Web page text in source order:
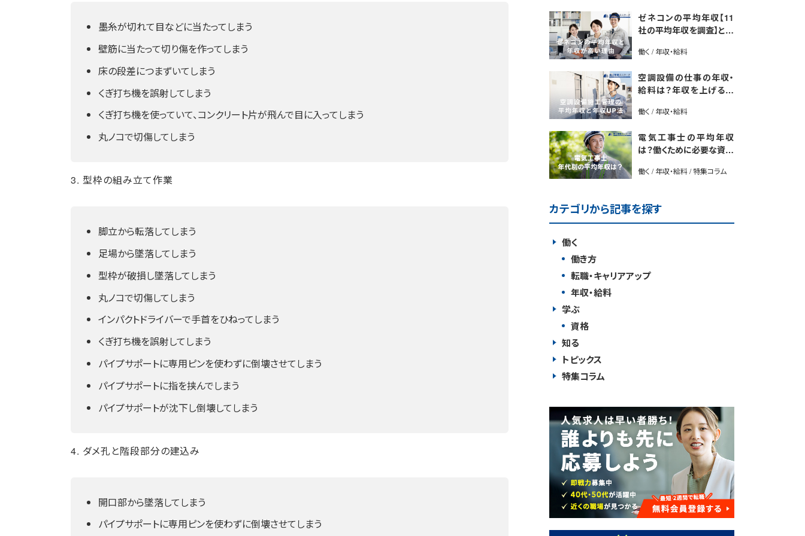
墨糸が切れて目などに当たってしまう
壁筋に当たって切り傷を作ってしまう
床の段差につまずいてしまう
くぎ打ち機を誤射してしまう
くぎ打ち機を使っていて、コンクリート片が飛んで目に入ってしまう
丸ノコで切傷してしまう
3. 型枠の組み立て作業
脚立から転落してしまう
足場から墜落してしまう
型枠が破損し墜落してしまう
丸ノコで切傷してしまう
インパクトドライバーで手首をひねってしまう
くぎ打ち機を誤射してしまう
パイプサポートに専用ピンを使わずに倒壊させてしまう
パイプサポートに指を挟んでしまう
パイプサポートが沈下し倒壊してしまう
4. ダメ孔と階段部分の建込み
開口部から墜落してしまう
パイプサポートに専用ピンを使わずに倒壊させてしまう
ゼネコンの平均年収【11
社の平均年収を調査】と年
P法も紹介
働く / 年収・給料
空調設備の仕事の年収・
給料は？年収を上げる方
働く / 年収・給料
電気工事士の平均年収
は？働くために必要な資格
働く / 年収・給料 / 特集コラム
カテゴリから記事を探す
働く
働き方
転職・キャリアアップ
年収・給料
学ぶ
資格
知る
トピックス
特集コラム